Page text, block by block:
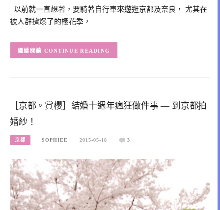
以前就一直想著，要騎著自行車來遊逛京都及奈良， 尤其在
被人群擠爆了的櫻花季，
CONTINUE READING
［京都。賞櫻］結婚十週年瘋狂做件事 — 到京都拍
婚紗！
京都 SOPHIEE 2015-05-18 3